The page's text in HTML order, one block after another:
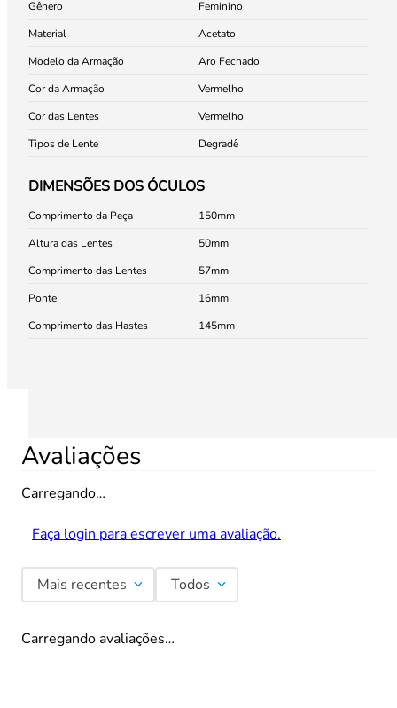
Gênero
Feminino
Material
Acetato
Modelo da Armação
Aro Fechado
Cor da Armação
Vermelho
Cor das Lentes
Vermelho
Tipos de Lente
Degradê
DIMENSÕES DOS ÓCULOS
Comprimento da Peça
150
Altura das Lentes
50
Comprimento das Lentes
57
Ponte
16
Comprimento das Hastes
145
Avaliações
Carregando…
Faça login para escrever uma avaliação.
Mais recentes Todos
Carregando avaliações…